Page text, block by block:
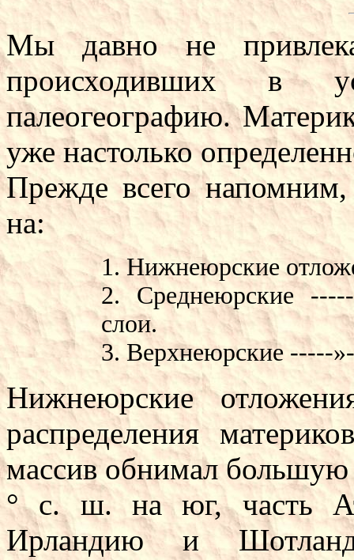
Мы давно не
происходивших в
палеогеографию.
уже настолько
Прежде всего напомним,
на:
1. Нижнеюрские
2. Среднеюрские -----
слои.
3. Верхнеюрские -----
Нижнеюрские
распределения
массив обнимал
° с. ш. на юг, часть
Ирландию и